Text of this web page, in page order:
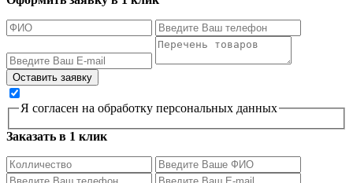
Я согласен на обработку персональных данных
Заказать в 1 клик